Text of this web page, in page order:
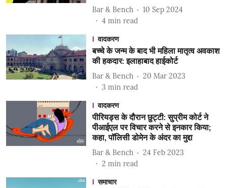
Bar & Bench
10 Sep 2024
4 min read
वादकरण
बच्चे के जन्म के बाद भी महिला मातृत्व अवकाश
की हकदार: इलाहाबाद हाईकोर्ट
Bar & Bench
20 Mar 2023
3 min read
वादकरण
पीरियड्स के दौरान छुट्टी: सुप्रीम कोर्ट ने
पीआईएल पर विचार करने से इनकार किया;
कहा, पॉलिसी डोमेन के अंदर का मुद्दा
Bar & Bench
24 Feb 2023
2 min read
समाचार